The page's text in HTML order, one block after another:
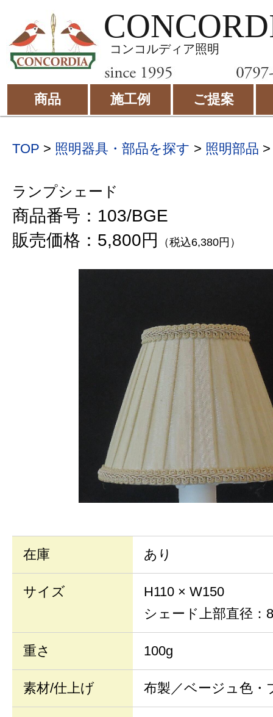
コンコルディア照明
商品 施工例 ご提案
TOP > 照明器具・部品を探す > 照明部品
ランプシェード
商品番号：103/BGE
販売価格：5,800円
（税込6,380円）
在庫 あり
サイズ
H110 × W150
シェード上部直径：
重さ 100g
素材/仕上げ 布製／ベージュ色・